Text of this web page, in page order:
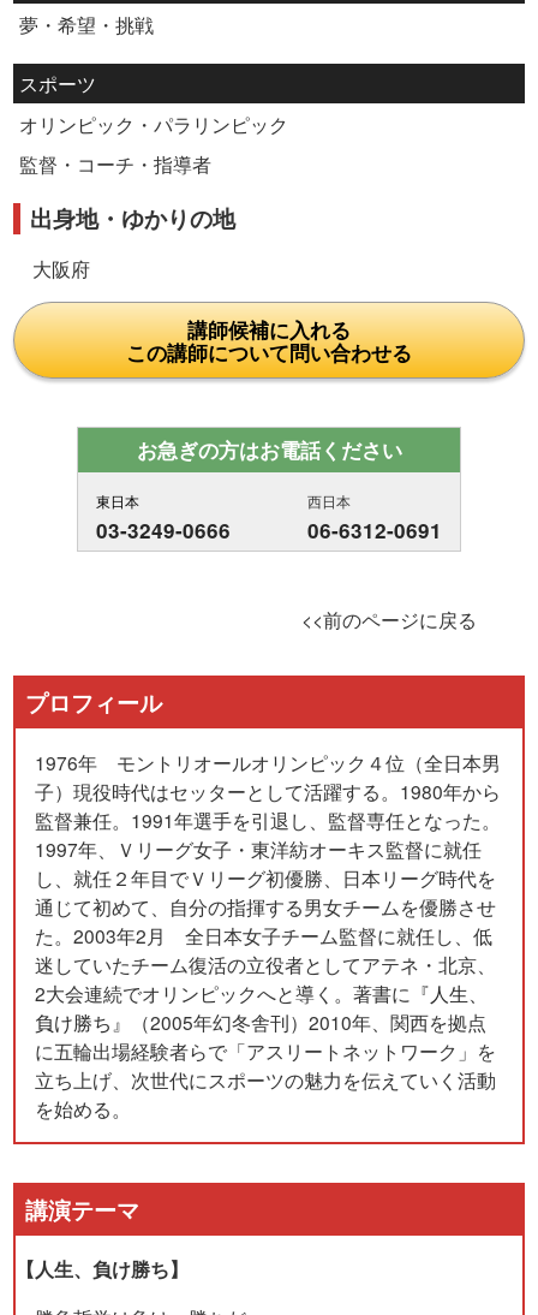
夢・希望・挑戦
スポーツ
オリンピック・パラリンピック
監督・コーチ・指導者
出身地・ゆかりの地
大阪府
講師候補に入れる
この講師について問い合わせる
お急ぎの方はお電話ください
東日本
03-3249-0666
西日本
06-6312-0691
<<前のページに戻る
プロフィール
1976年 モントリオールオリンピック４位（全日本男
子）現役時代はセッターとして活躍する。1980年から
監督兼任。1991年選手を引退し、監督専任となった。
1997年、Ｖリーグ女子・東洋紡オーキス監督に就任
し、就任２年目でＶリーグ初優勝、日本リーグ時代を
通じて初めて、自分の指揮する男女チームを優勝させ
た。2003年2月 全日本女子チーム監督に就任し、低
迷していたチーム復活の立役者としてアテネ・北京、
2大会連続でオリンピックへと導く。著書に『人生、
負け勝ち』（2005年幻冬舎刊）2010年、関西を拠点
に五輪出場経験者らで「アスリートネットワーク」を
立ち上げ、次世代にスポーツの魅力を伝えていく活動
を始める。
講演テーマ
【人生、負け勝ち】